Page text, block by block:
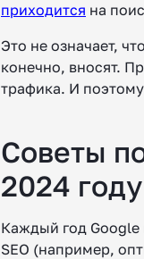
приходится на
Это не означает,
конечно, вносят.
трафика. И
Советы
2024 году
Каждый год Google
SEO (например,